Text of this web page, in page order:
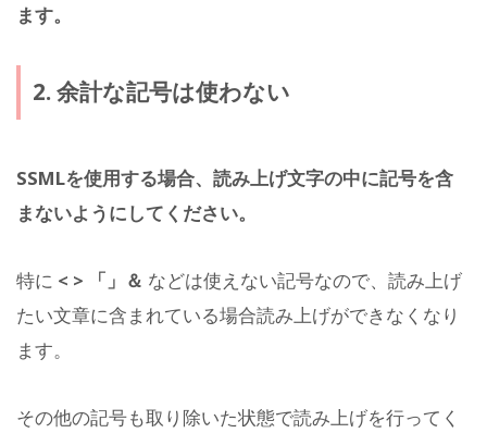
ます。
2. 余計な記号は使わない
SSMLを使用する場合、読み上げ文字の中に記号を含
まないようにしてください。
特に < > 「」＆ などは使えない記号なので、読み上げ
たい文章に含まれている場合読み上げができなくなり
ます。
その他の記号も取り除いた状態で読み上げを行ってく